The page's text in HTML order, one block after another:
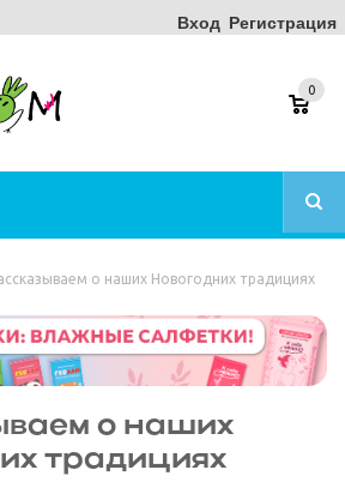
Вход Регистрация
0
о наших Новогодних традициях
о наших
традициях